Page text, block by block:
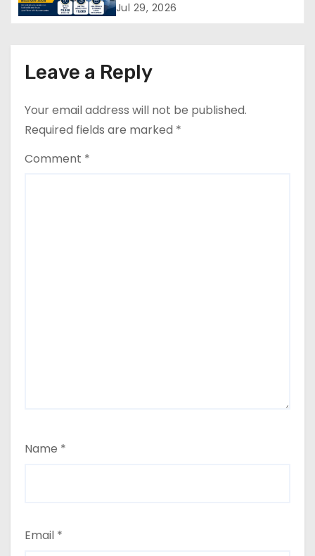
o
Stipend, Benefits, Selection
Jul 29, 2026
Leave a Reply
Your email address will not be published.
Required fields are marked *
Comment *
Name *
Email *